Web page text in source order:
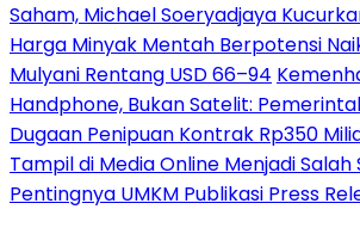
Saham, Michael Soeryadjaya
Harga Minyak Mentah Berpotensi
Mulyani Rentang USD 66–94
Handphone, Bukan Satelit:
Dugaan Penipuan Kontrak Rp350
Tampil di Media Online Menjadi Salah
Pentingnya UMKM Publikasi Press